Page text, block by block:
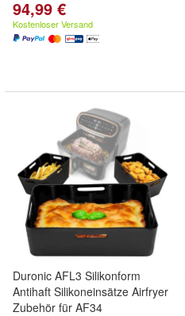
94,99 €
Kostenloser Versand
Duronic AFL3 Silikonform
Antihaft Silikoneinsätze Airfryer
Zubehör für AF34